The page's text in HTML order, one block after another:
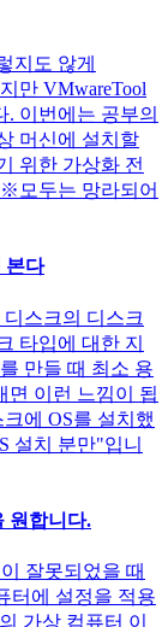
지도 않게
만 VMwareTool
이번에는 공부의
머신에 설치할
위한 가상화 전
모두는 망라되어
본다
스크의 디스크
타입에 대한 지
만들 때 최소 용
면 이런 느낌이 됩
에 OS를 설치했
설치 분만"입니
원합니다.
잘못되었을 때
터에 설정을 적용
가상 컴퓨터 이